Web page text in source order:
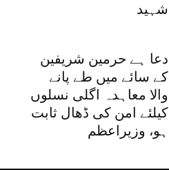
شہید
دعا ہے حرمین شریفین
کے سائے میں طے پانے
والا معاہدہ اگلی نسلوں
کیلئے امن کی ڈھال ثابت
ہو، وزیراعظم